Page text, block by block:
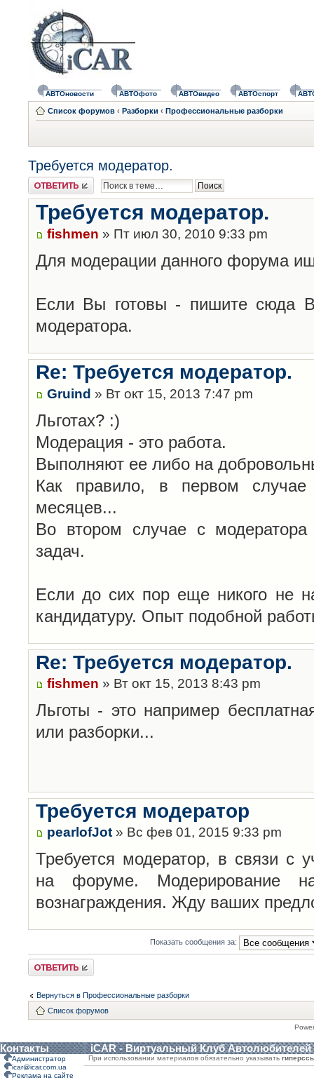
АВТОновости АВТОфото АВТОвидео АВТОспорт
Список форумов ‹ Разборки ‹ Профессиональные разборки
Требуется модератор.
Ответить
Требуется модератор.
fishmen » Пт июл 30, 2010 9:33 pm
Для модерации данного форума
Если Вы готовы - пишите сюда
модератора.
Re: Требуется модератор.
Gruind » Вт окт 15, 2013 7:47 pm
Льготах? :)
Модерация - это работа.
Выполняют ее либо на
Как правило, в первом случае
месяцев...
Во втором случае с
задач.
Если до сих пор еще никого не
кандидатуру. Опыт подобной
Re: Требуется модератор.
fishmen » Вт окт 15, 2013 8:43 pm
Льготы - это например
или разборки...
Требуется модератор
pearlofJot » Вс фев 01, 2015 9:33 pm
Требуется модератор, в связи с
на форуме. Модерирование
вознаграждения. Жду ваших
Показать сообщения за:
Ответить
Вернуться в Профессиональные разборки
Список форумов
Контакты iCAR - Виртуальный Клуб Автолюбителей
Администратор
icar@icar.com.ua
Реклама на сайте
При использовании материалов обязательно указывать